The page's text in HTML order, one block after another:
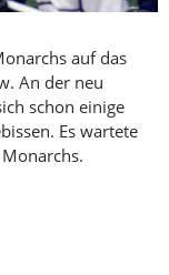
auf das
An der neu
schon einige
Es wartete